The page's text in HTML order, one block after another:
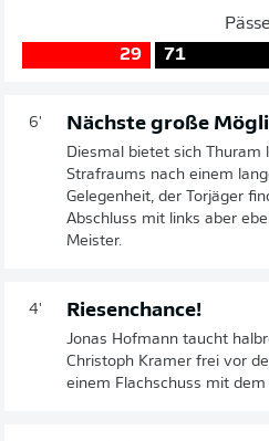
Pässe
29
71
6' Nächste große
Diesmal bietet sich Thuram
Strafraums nach einem
Gelegenheit, der Torjäger
Abschluss mit links aber
Meister.
4' Riesenchance!
Jonas Hofmann taucht
Christoph Kramer frei vor
einem Flachschuss mit